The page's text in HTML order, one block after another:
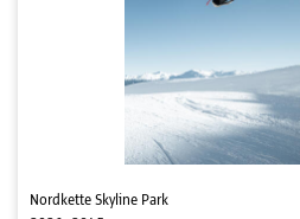
Nordkette Skyline Park